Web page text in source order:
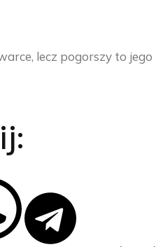
lecz pogorszy to jego